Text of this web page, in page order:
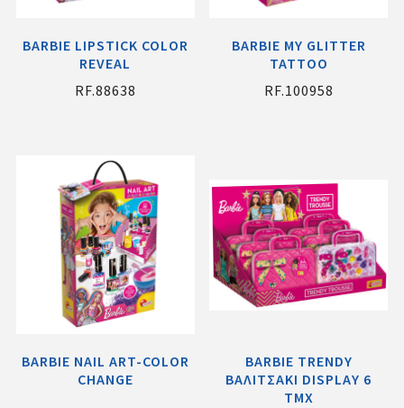
BARBIE LIPSTICK COLOR
REVEAL
RF.88638
BARBIE MY GLITTER
TATTOO
RF.100958
BARBIE NAIL ART-COLOR
CHANGE
BARBIE TRENDY
ΒΑΛΙΤΣΑΚΙ DISPLAY 6
TMX